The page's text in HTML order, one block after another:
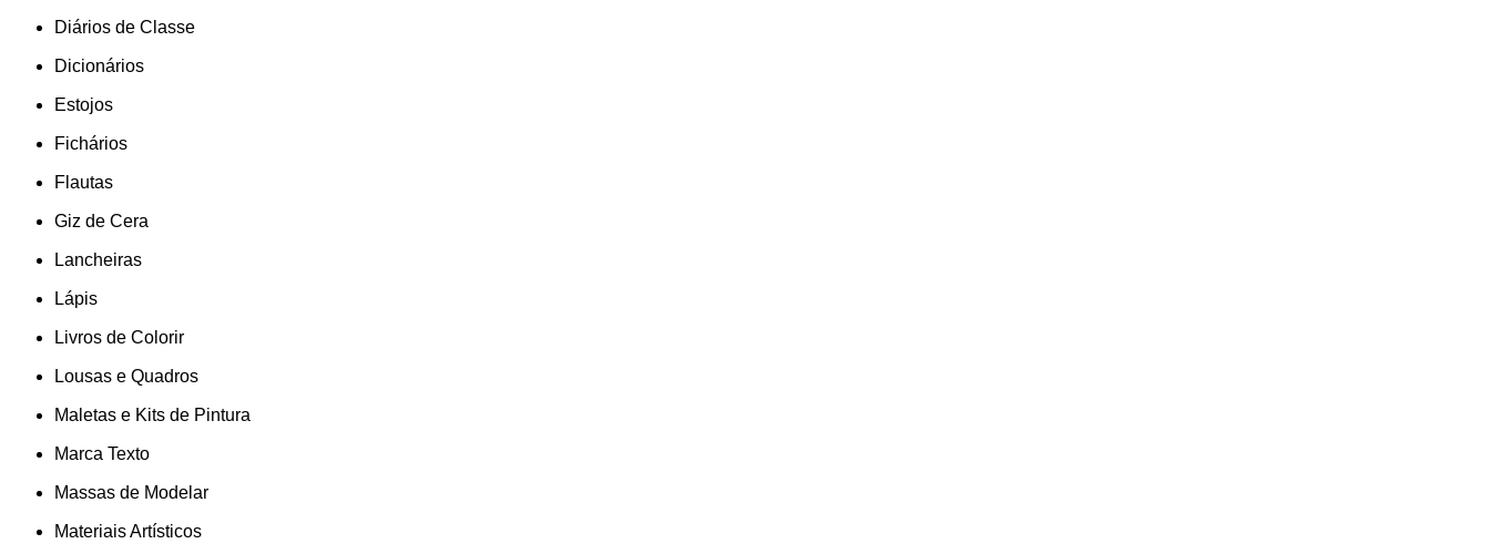
Diários de Classe
Dicionários
Estojos
Fichários
Flautas
Giz de Cera
Lancheiras
Lápis
Livros de Colorir
Lousas e Quadros
Maletas e Kits de Pintura
Marca Texto
Massas de Modelar
Materiais Artísticos